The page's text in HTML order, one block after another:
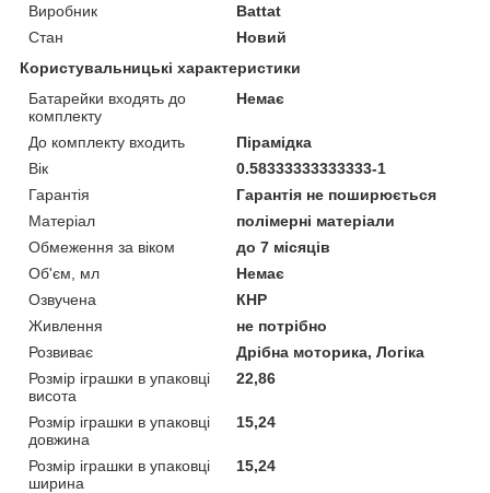
Виробник
Battat
Стан
Новий
Користувальницькі характеристики
Батарейки входять до
комплекту
Немає
До комплекту входить
Пірамідка
Вік
0.58333333333333-1
Гарантія
Гарантія не поширюється
Матеріал
полімерні матеріали
Обмеження за віком
до 7 місяців
Об'єм, мл
Немає
Озвучена
КНР
Живлення
не потрібно
Розвиває
Дрібна моторика, Логіка
Розмір іграшки в упаковці
висота
22,86
Розмір іграшки в упаковці
довжина
15,24
Розмір іграшки в упаковці
ширина
15,24